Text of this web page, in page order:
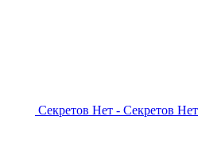
Секретов Нет - Секретов Нет